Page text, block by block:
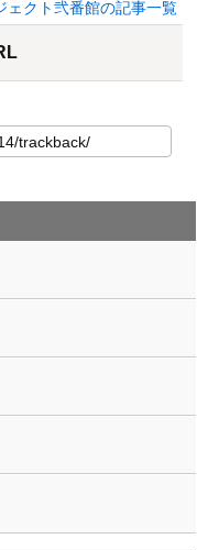
ェクト弐番館の記事一覧